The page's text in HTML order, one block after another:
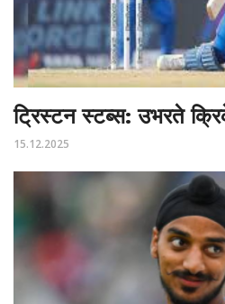
ट्रिस्टन स्टब्स: उभरते
15.12.2025